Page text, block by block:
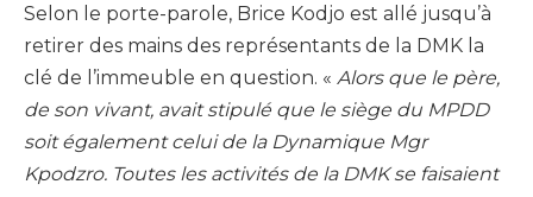
Selon le porte-parole, Brice Kodjo est allé jusqu’à
retirer des mains des représentants de la DMK la
clé de l’immeuble en question. « Alors que le père,
de son vivant, avait stipulé que le siège du MPDD
soit également celui de la Dynamique Mgr
Kpodzro. Toutes les activités de la DMK se faisaient